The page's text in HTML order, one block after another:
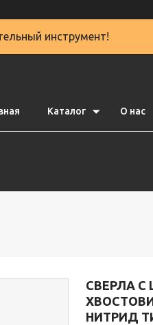
инструмент!
Каталог О нас
СВЕРЛА
НИТРИД